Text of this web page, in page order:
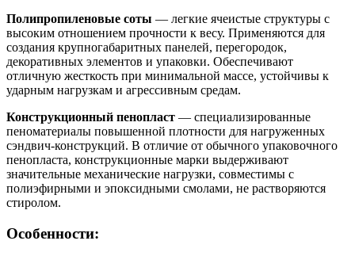
Полипропиленовые соты — легкие ячеистые структуры с
высоким отношением прочности к весу. Применяются для
создания крупногабаритных панелей, перегородок,
декоративных элементов и упаковки. Обеспечивают
отличную жесткость при минимальной массе, устойчивы к
ударным нагрузкам и агрессивным средам.
Конструкционный пенопласт — специализированные
пеноматериалы повышенной плотности для нагруженных
сэндвич-конструкций. В отличие от обычного упаковочного
пенопласта, конструкционные марки выдерживают
значительные механические нагрузки, совместимы с
полиэфирными и эпоксидными смолами, не растворяются
стиролом.
Особенности: